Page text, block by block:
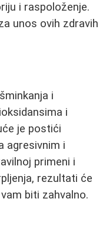
i raspoloženje.
unos ovih zdravih
i
i
je postići
agresivnim i
primeni i
rezultati će
biti zahvalno.